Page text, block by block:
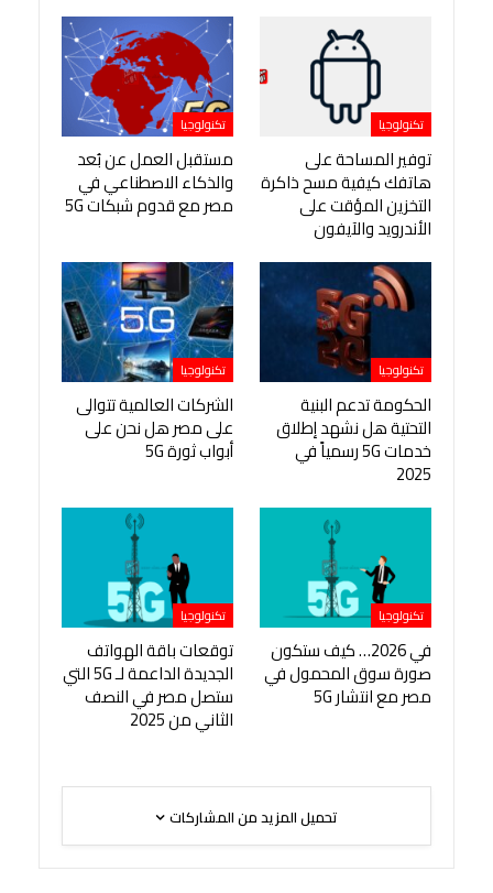
تكنولوجيا
توفير المساحة على
هاتفك كيفية مسح ذاكرة
التخزين المؤقت على
الأندرويد والآيفون
تكنولوجيا
مستقبل العمل عن بُعد
والذكاء الاصطناعي في
مصر مع قدوم شبكات 5G
تكنولوجيا
الحكومة تدعم البنية
التحتية هل نشهد إطلاق
خدمات 5G رسمياً في
2025
تكنولوجيا
الشركات العالمية تتوالى
على مصر هل نحن على
أبواب ثورة 5G
تكنولوجيا
في 2026… كيف ستكون
صورة سوق المحمول في
مصر مع انتشار 5G
تكنولوجيا
توقعات باقة الهواتف
الجديدة الداعمة لـ 5G التي
ستصل مصر في النصف
الثاني من 2025
تحميل المزيد من المشاركات